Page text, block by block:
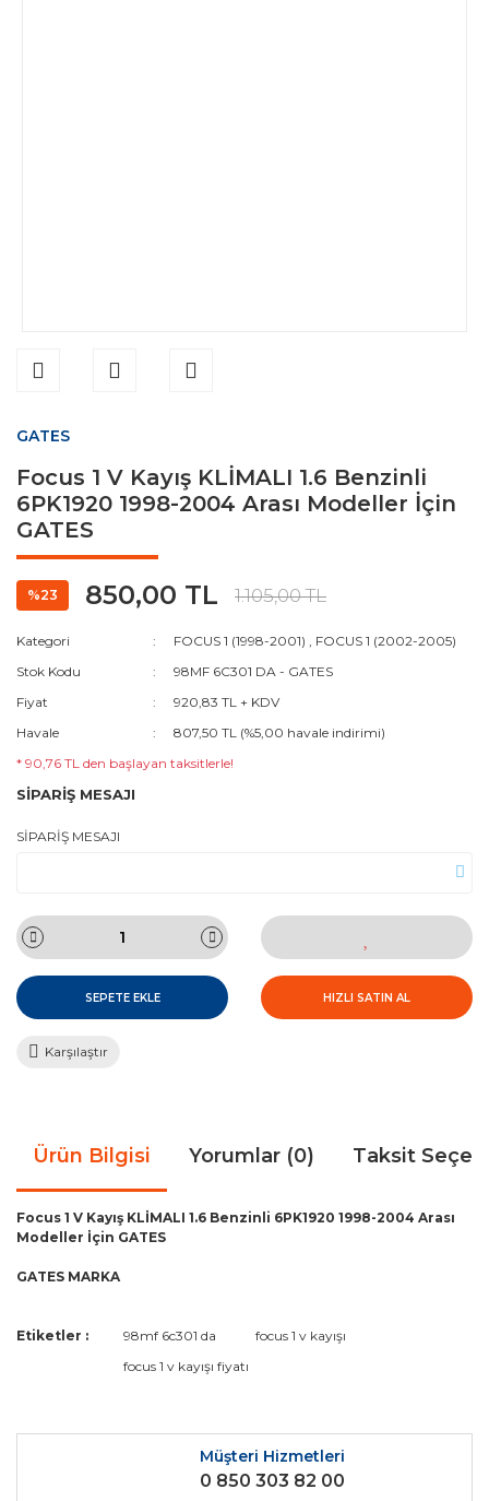
GATES
Focus 1 V Kayış KLİMALI 1.6 Benzinli
6PK1920 1998-2004 Arası Modeller İçin
GATES
%23 850,00 TL 1.105,00 TL
Kategori FOCUS 1 (1998-2001) , FOCUS 1 (2002-2005)
Stok Kodu
98MF 6C301 DA - GATES
Fiyat
920,83 TL + KDV
Havale
807,50 TL (%5,00 havale indirimi)
* 90,76 TL den başlayan taksitlerle!
SİPARİŞ MESAJI
SİPARİŞ MESAJI
SEPETE EKLE HIZLI SATIN AL
Karşılaştır
Ürün Bilgisi Yorumlar (0) Taksit
Focus 1 V Kayış KLİMALI 1.6 Benzinli 6PK1920 1998-2004 Arası
Modeller İçin GATES
GATES MARKA
Bu ürüne ilk yorumu siz yapın!
Yorum Yaz
Bu ürünün fiyat bilgisi, resim, ürün açıklamalarında ve diğer
kullanarak tarafımıza iletebilirsiniz.
Ürün resmi kalitesiz, bozuk veya görüntülenemiyor.
Ürün açıklamasında eksik bilgiler bulunuyor.
Etiketler : 98mf 6c301 da
focus 1 v kayışı
focus 1 v kayışı fiyatı
Müşteri Hizmetleri
0 850 303 82 00